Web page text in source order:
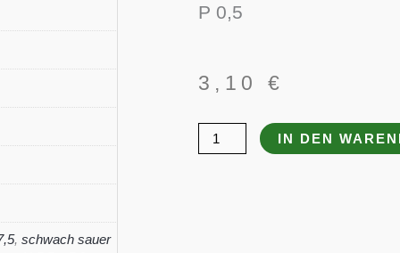
, schwach sauer
P 0,5
3,10 €
Nepeta
grandiflora
IN DEN